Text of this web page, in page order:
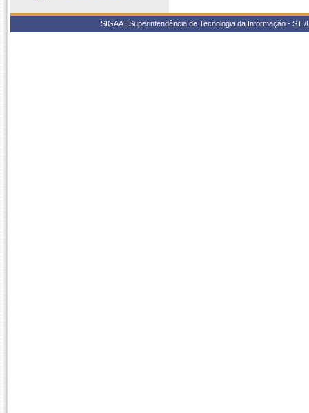
SIGAA | Superintendência de Tecnologia da Informação -